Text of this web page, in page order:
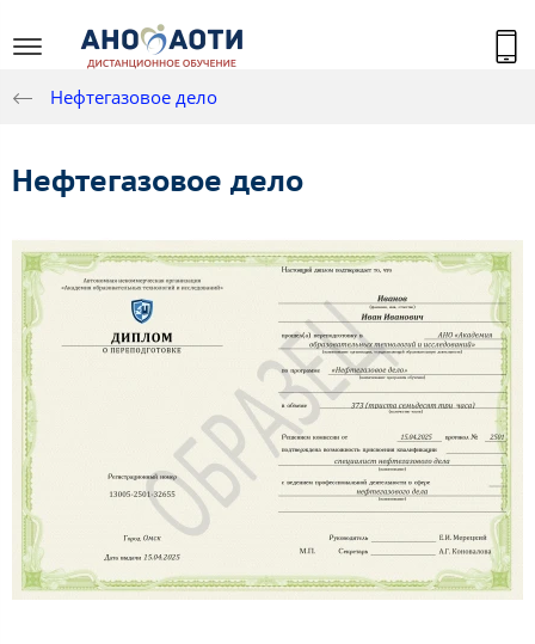
Нефтегазовое дело
Нефтегазовое дело